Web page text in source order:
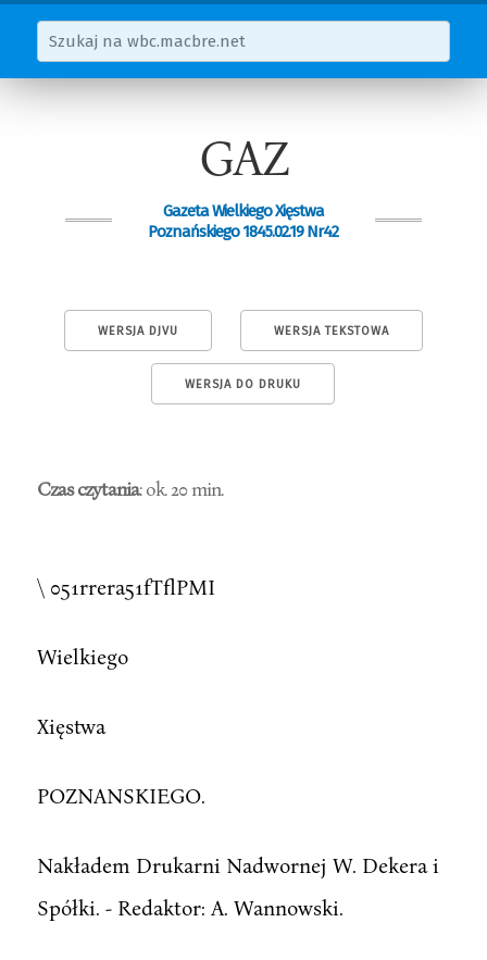
GAZ
Gazeta Wielkiego Xięstwa
Poznańskiego 1845.02.19 Nr42
WERSJA DJVU WERSJA TEKSTOWA
WERSJA DO DRUKU
Czas czytania: ok. 20 min.
\ 051rrera51fTflPMI
Wielkiego
Xięstwa
POZNANSKIEGO.
Nakładem Drukarni Nadwornej W. Dekera i
Spółki. - Redaktor: A. Wannowski.